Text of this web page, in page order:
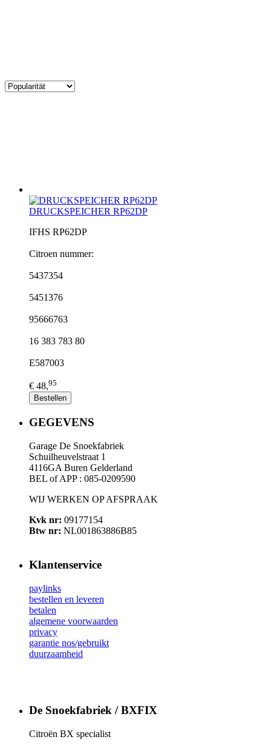
DRUCKSPEICHER RP62DP
IFHS RP62DP
Citroen nummer:
5437354
5451376
95666763
16 383 783 80
E587003
€ 48,95
Bestellen
GEGEVENS
Garage De Snoekfabriek
Schuilheuvelstraat 1
4116GA Buren Gelderland
BEL of APP : 085-0209590
WIJ WERKEN OP AFSPRAAK
Kvk nr: 09177154
Btw nr: NL001863886B85
Klantenservice
paylinks
bestellen en leveren
betalen
algemene voorwaarden
privacy
garantie nos/gebruikt
duurzaamheid
De Snoekfabriek / BXFIX
Citroën BX specialist